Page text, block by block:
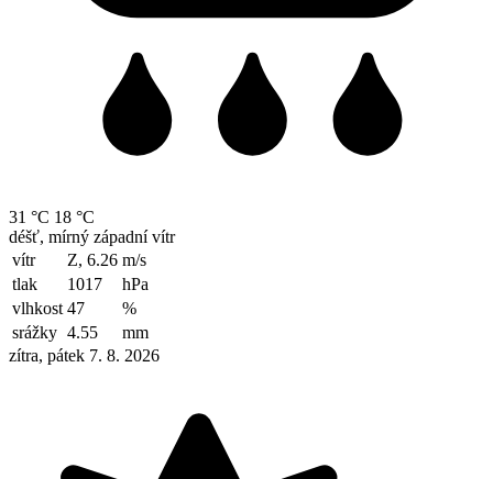
31 °C 18 °C
déšť, mírný západní vítr
vítr
Z, 6.26 m/s
tlak
1017
hPa
vlhkost 47
%
srážky 4.55
mm
zítra, pátek 7. 8. 2026